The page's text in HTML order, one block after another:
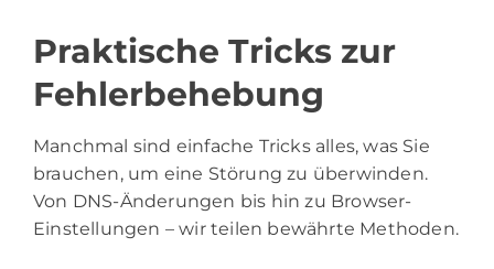
Praktische Tricks zur
Fehlerbehebung
Manchmal sind einfache Tricks alles, was Sie
brauchen, um eine Störung zu überwinden.
Von DNS-Änderungen bis hin zu Browser-
Einstellungen – wir teilen bewährte Methoden.